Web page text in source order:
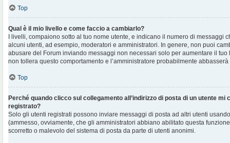
Top
Qual è il mio livello e come faccio a cambiarlo?
I livelli, compaiono sotto al tuo nome utente, e indicano il numero di messaggi
alcuni utenti, ad esempio, moderatori e amministratori. In genere, non puoi
abusare del Forum inviando messaggi non necessari solo per aumentare il
non tollera questo comportamento e l’amministratore probabilmente
Top
Perché quando clicco sul collegamento all’indirizzo di posta di un utente mi
registrato?
Solo gli utenti registrati possono inviare messaggi di posta ad altri utenti
(ammesso, ovviamente, che gli amministratori abbiano abilitato questa
scorretto o malevolo del sistema di posta da parte di utenti anonimi.